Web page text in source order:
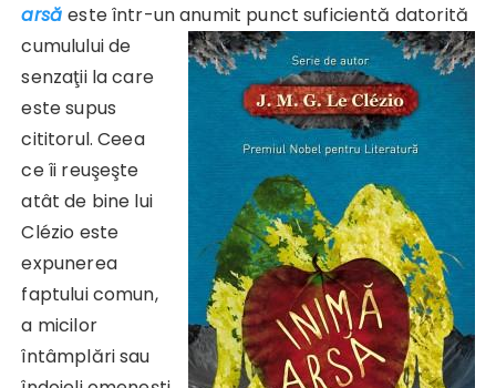
arsăeste într-un anumit punct suficientă datorită
cumululuide
senzaţii la care
este supus
cititorul. Ceea
ce îi reuşeşte
atât de bine lui
Clézio este
expunerea
faptului comun,
a micilor
întâmplări sau